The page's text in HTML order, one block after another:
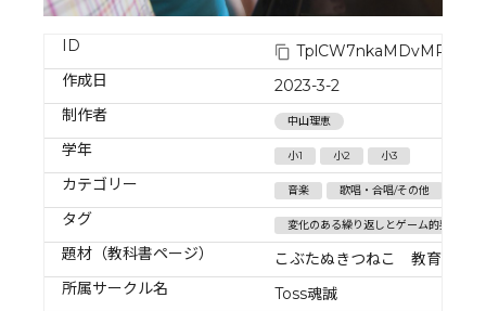
ID
作成日
2023-3-2
制作者
中山理恵
学年 小1 小2 小3
カテゴリー 音楽 歌唱・合唱/その他
タグ 変化のある繰り返しとゲーム的要素を
題材（教科書ページ）
こぶたぬきつねこ 教育芸術
所属サークル名
Toss魂誠